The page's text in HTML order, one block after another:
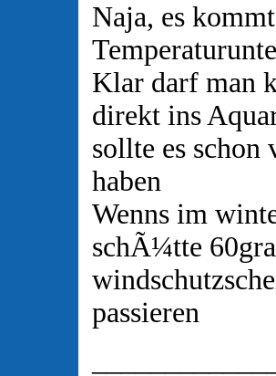
Naja, es
Klar darf man
direkt ins
sollte es
haben
Wenns im
schÃ¼tte
passieren